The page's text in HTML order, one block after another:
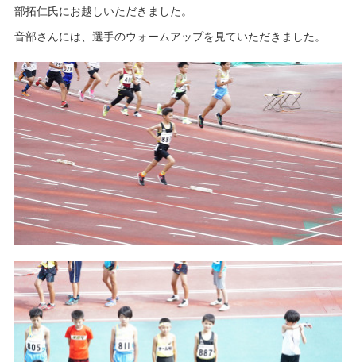
部拓仁氏にお越しいただきました。
音部さんには、選手のウォームアップを見ていただきました。